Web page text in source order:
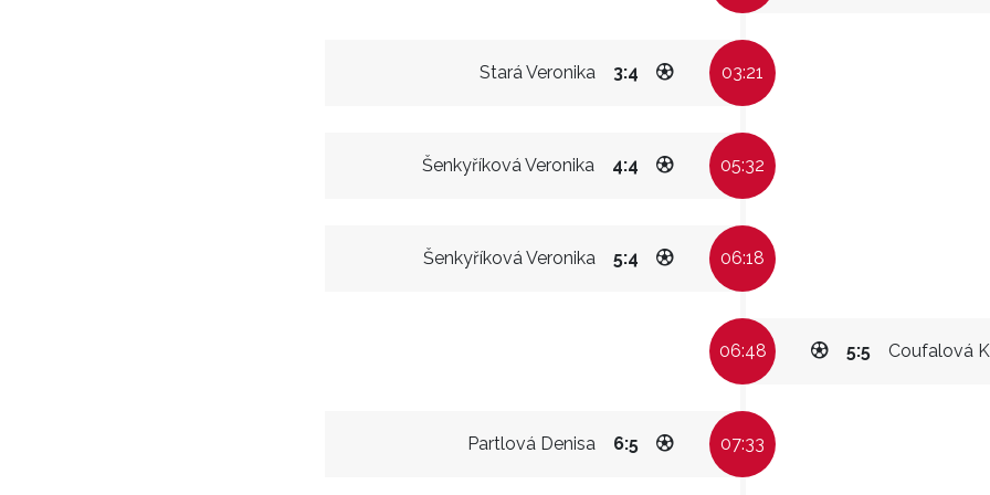
Stará Veronika 3:4 03:21
Šenkyříková Veronika 4:4 05:32
Šenkyříková Veronika 5:4 06:18
06:48 Coufalová
5:5
Partlová Denisa 6:5 07:33